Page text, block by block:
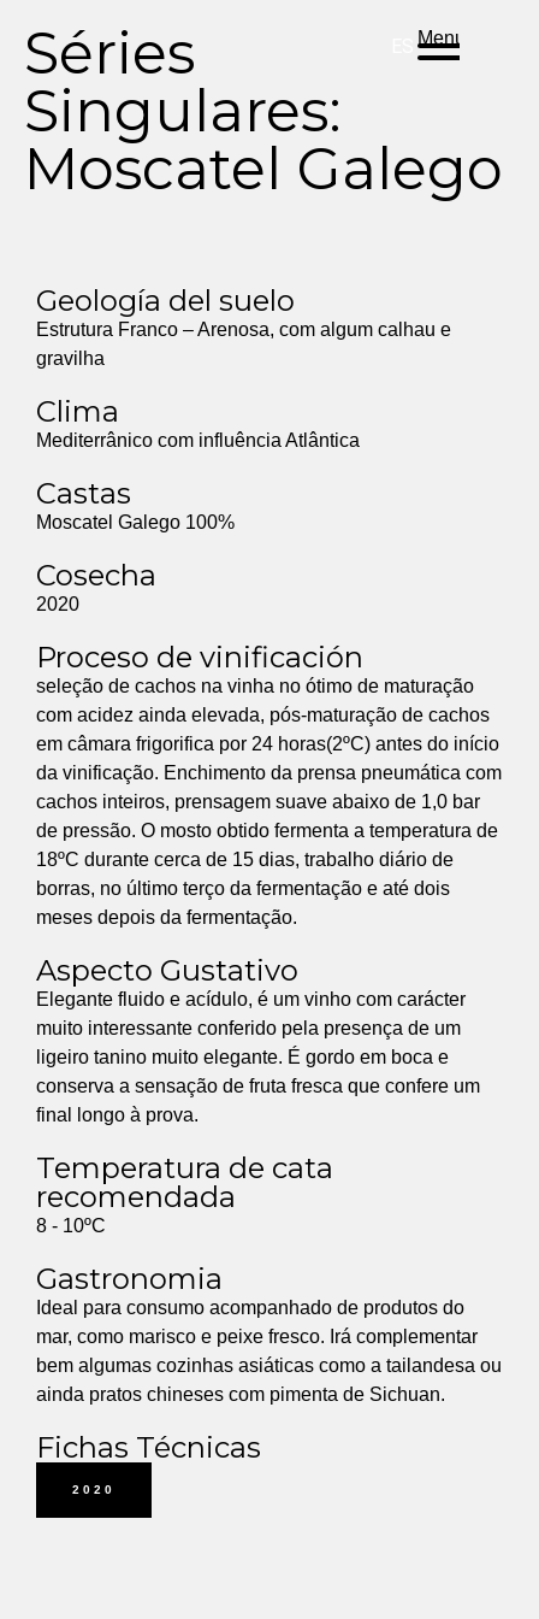
Menu
Séries
Singulares:
Moscatel Galego
Geología del suelo
Estrutura Franco – Arenosa, com algum calhau e
gravilha
Clima
Mediterrânico com influência Atlântica
Castas
Moscatel Galego 100%
Cosecha
2020
Proceso de vinificación
seleção de cachos na vinha no ótimo de maturação
com acidez ainda elevada, pós-maturação de cachos
em câmara frigorifica por 24 horas(2ºC) antes do início
da vinificação. Enchimento da prensa pneumática com
cachos inteiros, prensagem suave abaixo de 1,0 bar
de pressão. O mosto obtido fermenta a temperatura de
18ºC durante cerca de 15 dias, trabalho diário de
borras, no último terço da fermentação e até dois
meses depois da fermentação.
Aspecto Gustativo
Elegante fluido e acídulo, é um vinho com carácter
muito interessante conferido pela presença de um
ligeiro tanino muito elegante. É gordo em boca e
conserva a sensação de fruta fresca que confere um
final longo à prova.
Temperatura de cata
recomendada
8 - 10ºC
Gastronomia
Ideal para consumo acompanhado de produtos do
mar, como marisco e peixe fresco. Irá complementar
bem algumas cozinhas asiáticas como a tailandesa ou
ainda pratos chineses com pimenta de Sichuan.
Fichas Técnicas
2020